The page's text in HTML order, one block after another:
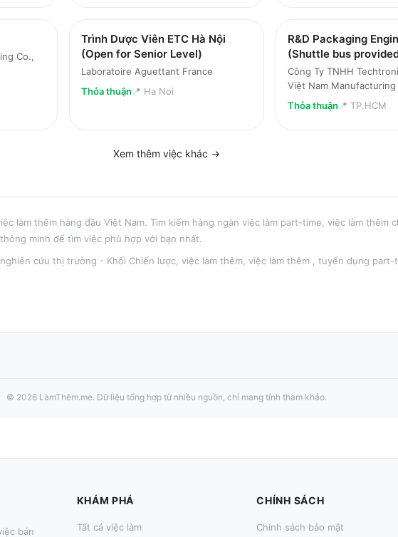
Co.,
Trình Dược Viên ETC Hà Nội
(Open for Senior Level)
Laboratoire Aguettant France
Thỏa thuận 📍 Ha Noi
R&D Packaging
(Shuttle bus
Công Ty TNHH
Việt Nam Manufacturing
Thỏa thuận 📍 TP.HCM
Xem thêm việc khác →
làm thêm hàng đầu Việt Nam. Tìm kiếm hàng ngàn việc làm part-time, việc làm thêm
minh để tìm việc phù hợp với bạn nhất.
cứu thị trường - Khối Chiến lược việc làm thêm , việc làm thêm , tuyển dụng part-
© 2026 LàmThêm.me. Dữ liệu tổng hợp từ nhiều nguồn, chỉ mang tính tham khảo.
bán
KHÁM PHÁ
Tất cả việc làm
CHÍNH SÁCH
Chính sách bảo mật